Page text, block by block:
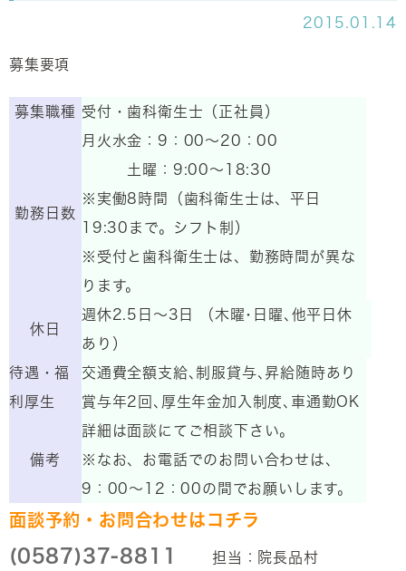
2015.01.14
募集要項
募集職種 受付・歯科衛生士（正社員）
勤務日数
月火水金：9：00～20：00
土曜：9:00～18:30
※実働8時間（歯科衛生士は、平日
19:30まで。シフト制）
※受付と歯科衛生士は、勤務時間が異な
ります。
休日
週休2.5日～3日 （木曜･日曜､他平日休
あり）
待遇・福
利厚生
交通費全額支給､制服貸与､昇給随時あり
賞与年2回､厚生年金加入制度､車通勤OK
備考
詳細は面談にてご相談下さい。
※なお、お電話でのお問い合わせは、
9：00～12：00の間でお願いします。
面談予約・お問合わせはコチラ
(0587)37-8811 担当：院長品村